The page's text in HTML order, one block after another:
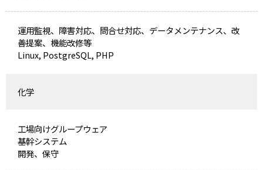
運用監視、障害対応、問合せ対応、データメンテナンス、改
善提案、機能改修等
Linux, PostgreSQL, PHP
化学
工場向けグループウェア
基幹システム
開発、保守